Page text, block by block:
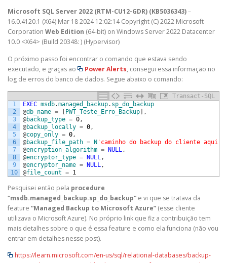
Microsoft SQL Server 2022 (RTM-CU12-GDR) (KB5036343)–
16.0.4120.1 (X64) Mar 18 2024 12:02:14 Copyright (C) 2022 Microsoft
Corporation Web Edition (64-bit) on Windows Server 2022 Datacenter
10.0 <X64> (Build 20348: ) (Hypervisor)
O próximo passo foi encontrar o comando que estava sendo
executado, e graças ao
Power Alerts, consegui essa informação no
log de erros do banco de dados. Segue abaixo o comando:
Transact-SQL
1
2
3
4
5
6
7
8
9
10
EXEC msdb.managed_backup. sp_do_backup
@db_name = [PWT_Teste_Erro_Backup] ,
@backup_type = 0 ,
@backup_locally = 0 ,
@copy_only = 0 ,
@backup_file_path = N 'caminho do backup do cliente aqui'
@encryption_algorithm = NULL ,
@encryptor_type = NULL ,
@encryptor_name = NULL ,
@file_count = 1
Pesquisei então pela procedure
“msdb.managed_backup.sp_do_backup”e vi que se tratava da
feature “Managed Backup to Microsoft Azure”(esse cliente
utilizava o Microsoft Azure). No próprio link que fiz a contribuição tem
mais detalhes sobre o que é essa feature e como ela funciona (não vou
entrar em detalhes nesse post).
https://learn.microsoft.com/en-us/sql/relational-databases/backup-